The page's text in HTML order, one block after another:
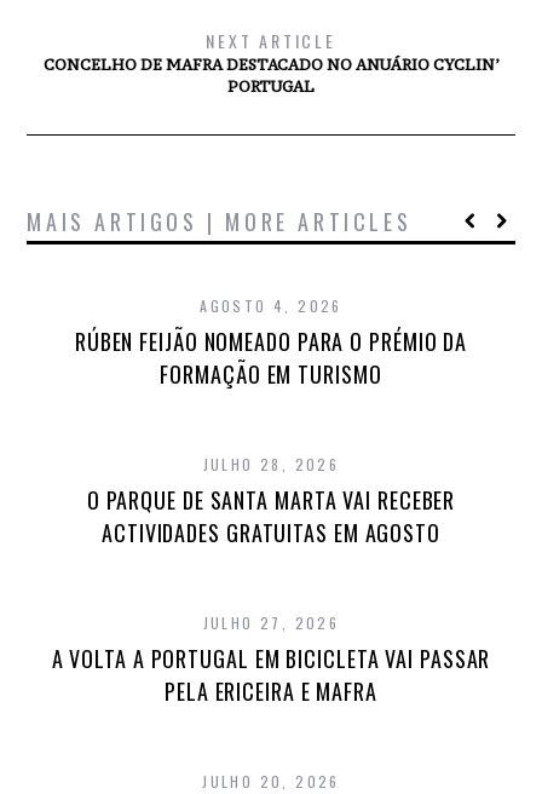
NEXT ARTICLE
CONCELHO DE MAFRA DESTACADO NO ANUÁRIO CYCLIN’
PORTUGAL
MAIS ARTIGOS | MORE ARTICLES
AGOSTO 4, 2026
RÚBEN FEIJÃO NOMEADO PARA O PRÉMIO DA
FORMAÇÃO EM TURISMO
JULHO 28, 2026
O PARQUE DE SANTA MARTA VAI RECEBER
ACTIVIDADES GRATUITAS EM AGOSTO
JULHO 27, 2026
A VOLTA A PORTUGAL EM BICICLETA VAI PASSAR
PELA ERICEIRA E MAFRA
JULHO 20, 2026